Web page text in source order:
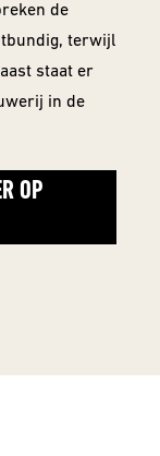
de
terwijl
staat er
in de
OP